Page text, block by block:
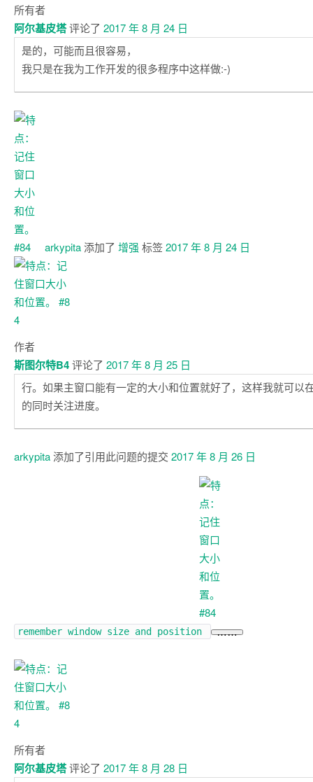
所有者
阿尔基皮塔评论了 2017 年 8 月 24 日
是的，可能而且很容易，
我只是在我为工作开发的很多程序中这样做:-)
arkypita添加了 增强 标签2017 年 8 月 24 日
作者
斯图尔特B4评论了 2017 年 8 月 25 日
行。如果主窗口能有一定的大小和位置就好了，这样我就可以
的同时关注进度。
arkypita添加了引用此问题的提交 2017 年 8 月 26 日
remember window size and position ……
所有者
阿尔基皮塔评论了 2017 年 8 月 28 日